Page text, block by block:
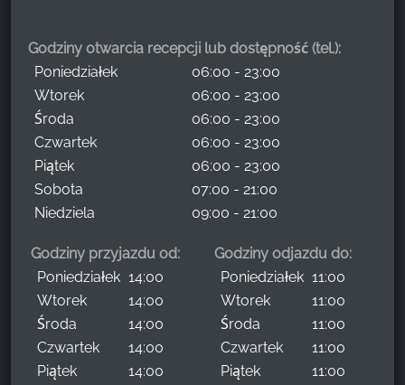
Godziny otwarcia recepcji lub dostępność (tel.):
Poniedziałek
06:00 - 23:00
Wtorek
06:00 - 23:00
Środa
06:00 - 23:00
Czwartek
06:00 - 23:00
Piątek
06:00 - 23:00
Sobota
07:00 - 21:00
Niedziela
09:00 - 21:00
Godziny przyjazdu od:
Poniedziałek 14:00
Wtorek
14:00
Środa
14:00
Czwartek
14:00
Piątek
14:00
Godziny odjazdu do:
Poniedziałek 11:00
Wtorek
11:00
Środa
11:00
Czwartek
11:00
Piątek
11:00